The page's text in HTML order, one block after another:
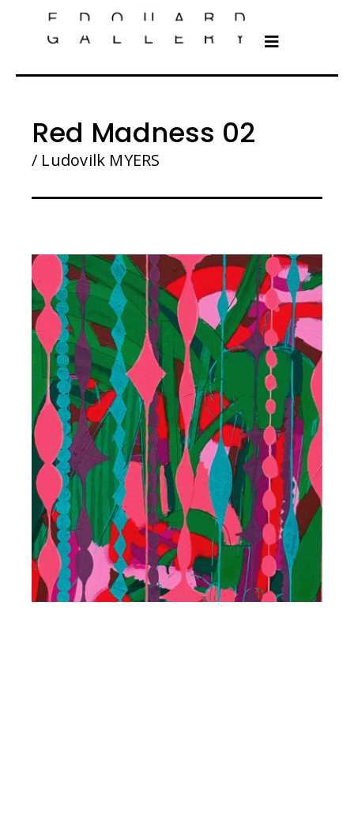
Red Madness 02
/ Ludovilk MYERS